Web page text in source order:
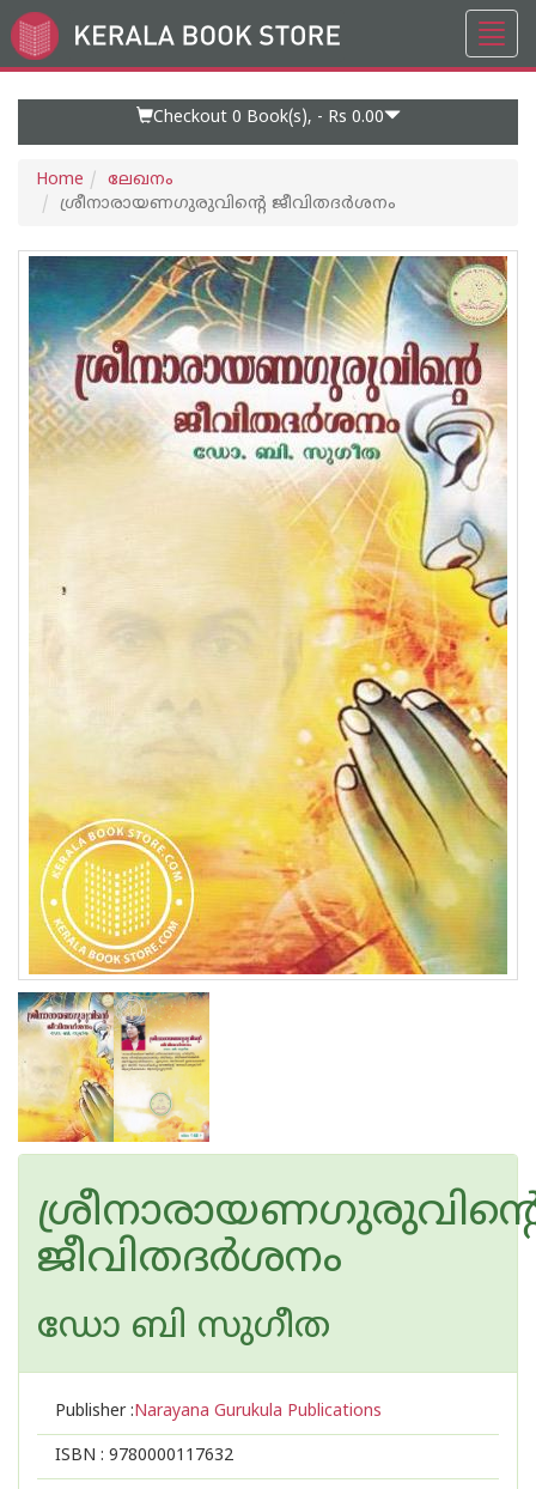
Go
to
Checkout 0 Book(s), - Rs 0.00
Home
ലേഖനം
ശ്രീനാരായണഗുരുവിന്റെ ജീവിതദര്‍ശനം
ജീവിതദര്‍ശനം
ഡോ ബി സുഗീത
Publisher :Narayana Gurukula Publications
ISBN : 9780000117632